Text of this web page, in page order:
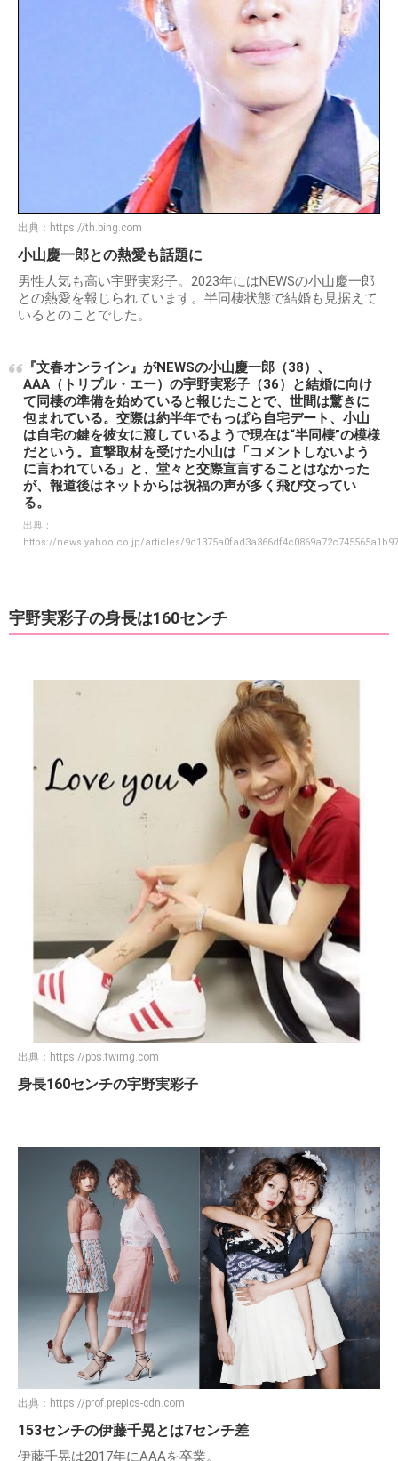
出典： https://th.bing.com
小山慶一郎との熱愛も話題に
男性人気も高い宇野実彩子。2023年にはNEWSの小山慶一郎
との熱愛を報じられています。半同棲状態で結婚も見据えて
いるとのことでした。
『文春オンライン』がNEWSの小山慶一郎（38）、
AAA（トリプル・エー）の宇野実彩子（36）と結婚に向け
て同棲の準備を始めていると報じたことで、世間は驚きに
包まれている。交際は約半年でもっぱら自宅デート、小山
は自宅の鍵を彼女に渡しているようで現在は“半同棲”の模様
だという。直撃取材を受けた小山は「コメントしないよう
に言われている」と、堂々と交際宣言することはなかった
が、報道後はネットからは祝福の声が多く飛び交ってい
る。
出典：
https://news.yahoo.co.jp/articles/
宇野実彩子の身長は160センチ
出典： https://pbs.twimg.com
身長160センチの宇野実彩子
出典： https://prof.prepics-cdn.com
153センチの伊藤千晃とは7センチ差
伊藤千晃は2017年にAAAを卒業。